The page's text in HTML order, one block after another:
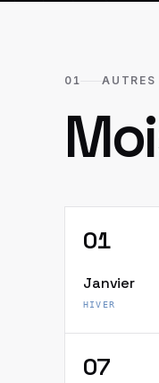
01 AUTRES
01
Janvier
HIVER
07